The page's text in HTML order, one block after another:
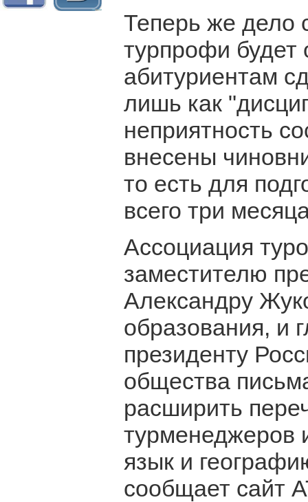
Теперь же дело
турпрофи
абитуриентам
лишь как
неприятность
внесены
то есть для
всего три
Ассоциация
заместителю
Александру
образования, и
президенту
общества
расширить
турменеджеров
язык и
сообщает сайт